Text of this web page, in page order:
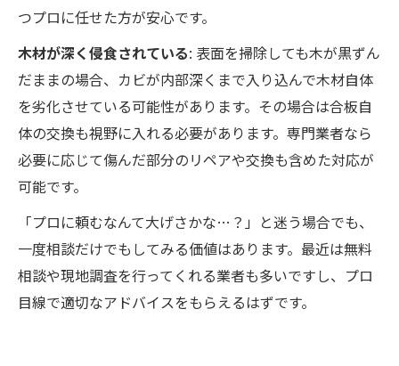
つプロに任せた方が安心です。
木材が深く侵食されている: 表面を掃除しても木が黒ずん
だままの場合、カビが内部深くまで入り込んで木材自体
を劣化させている可能性があります。その場合は合板自
体の交換も視野に入れる必要があります。専門業者なら
必要に応じて傷んだ部分のリペアや交換も含めた対応が
可能です。
「プロに頼むなんて大げさかな…？」と迷う場合でも、
一度相談だけでもしてみる価値はあります。最近は無料
相談や現地調査を行ってくれる業者も多いですし、プロ
目線で適切なアドバイスをもらえるはずです。